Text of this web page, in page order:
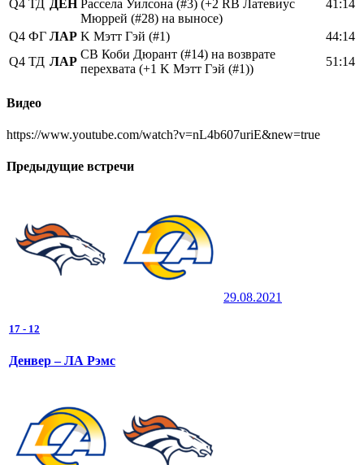
Q4 ТД ДЕН Рассела Уилсона (#3) (+2 RB Латевиус
Мюррей (#28) на выносе)
41:14
Q4 ФГ ЛАР K Мэтт Гэй (#1)
44:14
Q4 ТД ЛАР
CB Коби Дюрант (#14) на возврате
перехвата (+1 K Мэтт Гэй (#1))
51:14
Видео
https://www.youtube.com/watch?v=nL4b607uriE&new=true
Предыдущие встречи
29.08.2021
17 - 12
Денвер – ЛА Рэмс